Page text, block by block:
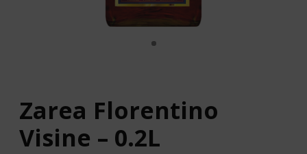
Zarea Florentino
Visine – 0.2L